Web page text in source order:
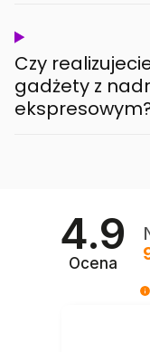
Czy
gadżety z
4.9
Ocena